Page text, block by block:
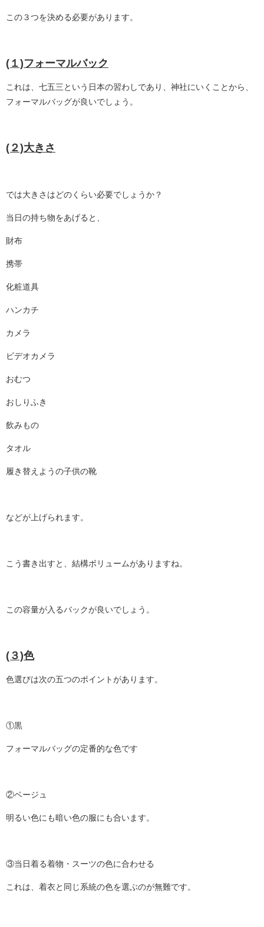
この３つを決める必要があります。
(１)フォーマルバック
これは、七五三という日本の習わしであり、神社にいくことから、
フォーマルバッグが良いでしょう。
(２)大きさ
では大きさはどのくらい必要でしょうか？
当日の持ち物をあげると、
財布
携帯
化粧道具
ハンカチ
カメラ
ビデオカメラ
おむつ
おしりふき
飲みもの
タオル
履き替えようの子供の靴
などが上げられます。
こう書き出すと、結構ボリュームがありますね。
この容量が入るバックが良いでしょう。
(３)色
色選びは次の五つのポイントがあります。
①黒
フォーマルバッグの定番的な色です
②ベージュ
明るい色にも暗い色の服にも合います。
③当日着る着物・スーツの色に合わせる
これは、着衣と同じ系統の色を選ぶのが無難です。